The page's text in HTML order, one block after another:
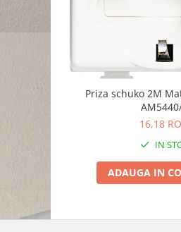
Priza schuko 2M
16,18
IN
ADAUGA IN